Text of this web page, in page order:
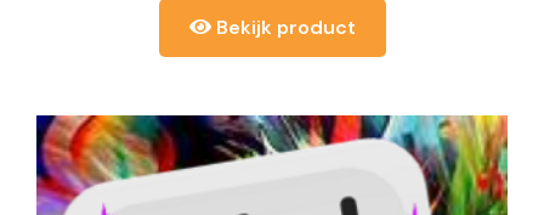
Bekijk product